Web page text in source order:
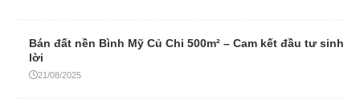
Bán đất nền Bình Mỹ Củ Chi 500m² – Cam kết đầu tư sinh
lời
21/08/2025